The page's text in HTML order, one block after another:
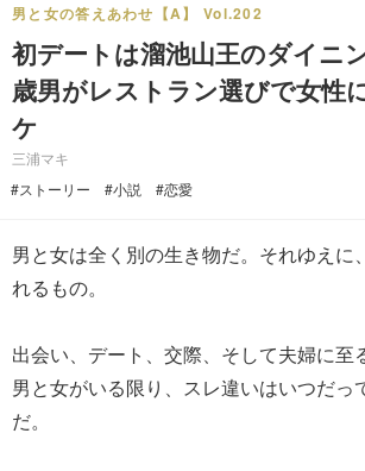
男と女の答えあわせ【A】 Vol.202
初デートは溜池山王のダイニ
歳男がレストラン選びで女性
ケ
三浦マキ
#ストーリー
#小説 #恋愛
男と女は全く別の生き物だ。それゆえに
れるもの。
出会い、デート、交際、そして夫婦に
男と女がいる限り、スレ違いはいつだっ
だ。